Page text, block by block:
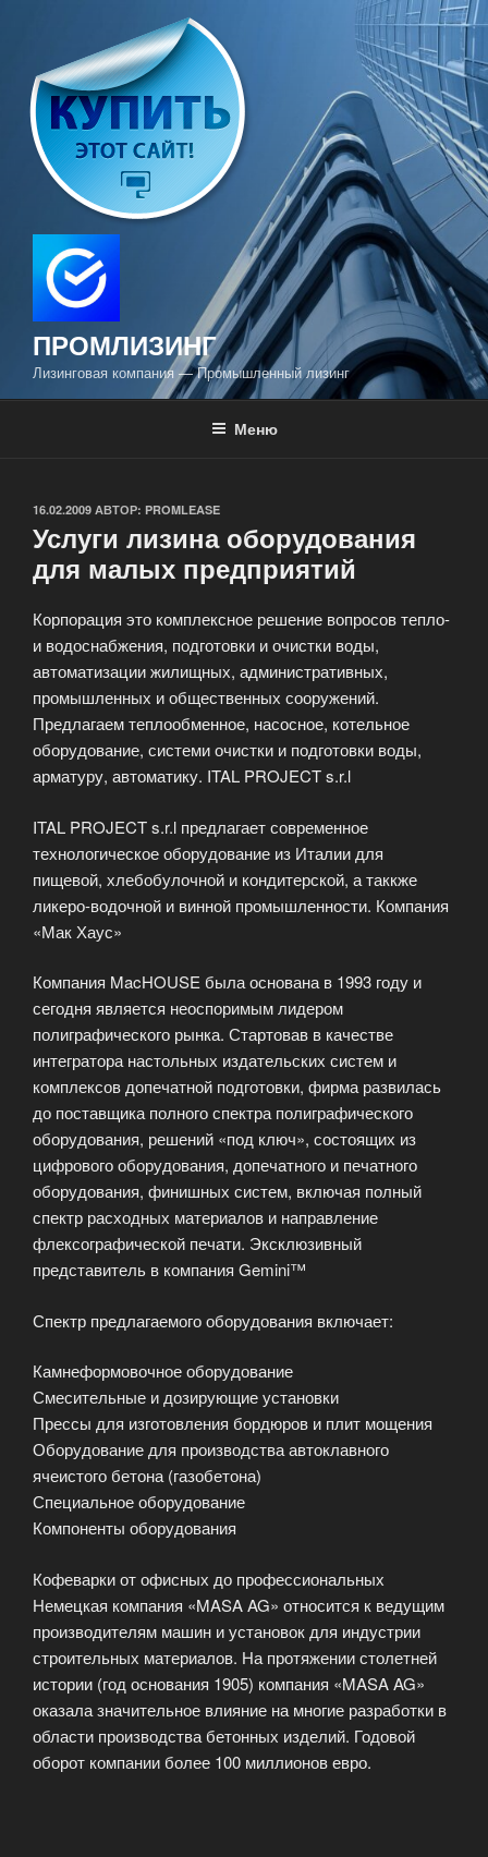
содержимому
ПРОМЛИЗИНГ
Лизинговая компания — Промышленный лизинг
Меню
ОПУБЛИКОВАНО
16.02.2009 АВТОР: PROMLEASE
Услуги лизина оборудования
для малых предприятий
Корпорация это комплексное решение вопросов тепло-
и водоснабжения, подготовки и очистки воды,
автоматизации жилищных, административных,
промышленных и общественных сооружений.
Предлагаем теплообменное, насосное, котельное
оборудование, системи очистки и подготовки воды,
арматуру, автоматику. ITAL PROJECT s.r.l
ITAL PROJECT s.r.l предлагает современное
технологическое оборудование из Италии для
пищевой, хлебобулочной и кондитерской, а таккже
ликеро-водочной и винной промышленности. Компания
«Мак Хаус»
Компания MacHOUSE была основана в 1993 году и
сегодня является неоспоримым лидером
полиграфического рынка. Стартовав в качестве
интегратора настольных издательских систем и
комплексов допечатной подготовки, фирма развилась
до поставщика полного спектра полиграфического
оборудования, решений «под ключ», состоящих из
цифрового оборудования, допечатного и печатного
оборудования, финишных систем, включая полный
спектр расходных материалов и направление
флексографической печати. Эксклюзивный
представитель в компания Gemini™
Спектр предлагаемого оборудования включает:
Камнеформовочное оборудование
Смесительные и дозирующие установки
Прессы для изготовления бордюров и плит мощения
Оборудование для производства автоклавного
ячеистого бетона (газобетона)
Специальное оборудование
Компоненты оборудования
Кофеварки от офисных до профессиональных
Немецкая компания «MASA AG» относится к ведущим
производителям машин и установок для индустрии
строительных материалов. На протяжении столетней
истории (год основания 1905) компания «MASA AG»
оказала значительное влияние на многие разработки в
области производства бетонных изделий. Годовой
оборот компании более 100 миллионов евро.